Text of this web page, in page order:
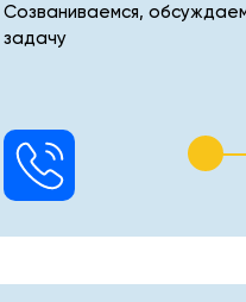
Созваниваемся,
задачу